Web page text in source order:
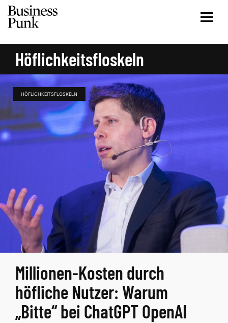
Höflichkeitsfloskeln
HÖFLICHKEITSFLOSKELN
Millionen-Kosten durch
höfliche Nutzer: Warum
„Bitte“ bei ChatGPT OpenAI